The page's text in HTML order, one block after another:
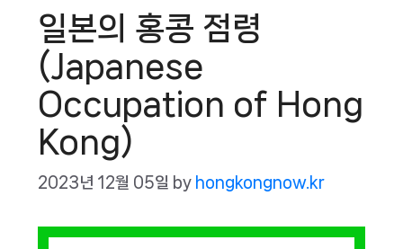
일본의 홍콩 점령
(Japanese
Occupation of Hong
Kong)
2023년 12월 05일 by hongkongnow.kr